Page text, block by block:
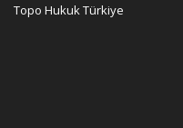
Topo Hukuk Türkiye